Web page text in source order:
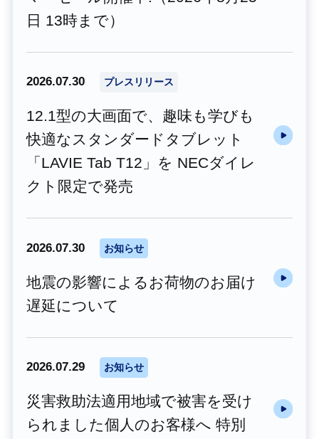
日 13時まで）
2026.07.30 プレスリリース
12.1型の大画面で、趣味も学びも
快適なスタンダードタブレット
「LAVIE Tab T12」を NECダイレ
クト限定で発売
2026.07.30 お知らせ
地震の影響によるお荷物のお届け
遅延について
2026.07.29 お知らせ
災害救助法適用地域で被害を受け
られました個人のお客様へ 特別